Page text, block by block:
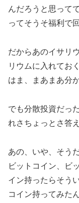
んだろうと思って
ってそうそ福利で
だからあのイサリ
リウムに入れてお
はま、まあまあ分か
でも分散投資だっ
れさちょっとさ答
あの、いや、そう
ビットコイン、ビ
イン持ったらそう
コイン持ってみた